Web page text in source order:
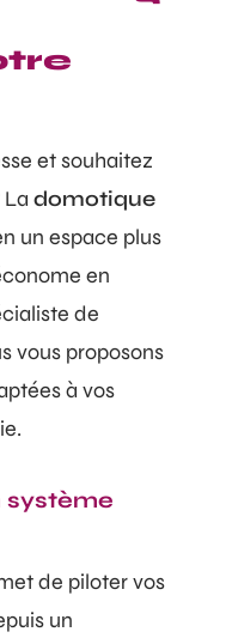
et souhaitez
domotique
un espace plus
en
de
vous proposons
à vos
système
de piloter vos
un